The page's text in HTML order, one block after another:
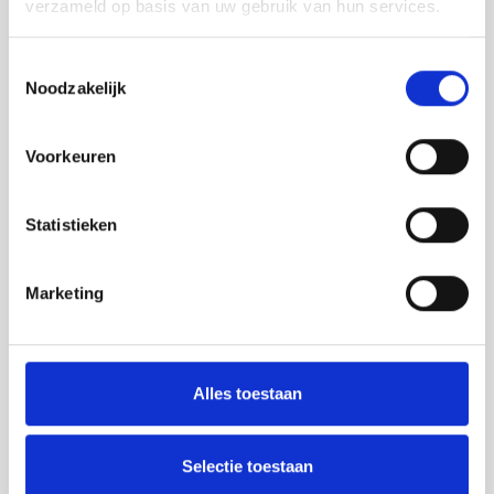
verzameld op basis van uw gebruik van hun services.
Noodzakelijk
Voorkeuren
Statistieken
Marketing
Alles toestaan
Selectie toestaan
ROTTERDAM